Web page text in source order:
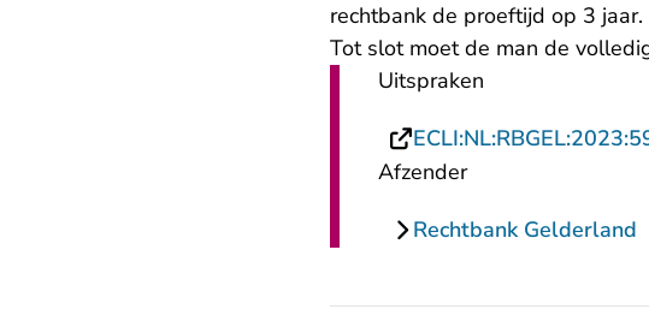
rechtbank de proeftijd op 3 jaar.
Tot slot moet de man de
Uitspraken
Afzender
Rechtbank Gelderland